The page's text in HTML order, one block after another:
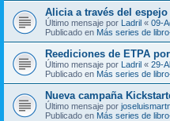
Alicia a través del
Último mensaje por Ladril « 09-
Publicado en Más series de
Reediciones de ETPA
Último mensaje por Ladril « 29-
Publicado en Más series de
Nueva campaña
Último mensaje por
Publicado en Más series de